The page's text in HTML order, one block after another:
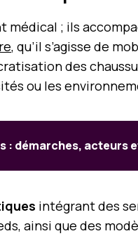
; ils
, qu’il s’agisse de
des
ou les
: démarches, acteurs
intégrant des
ainsi que des